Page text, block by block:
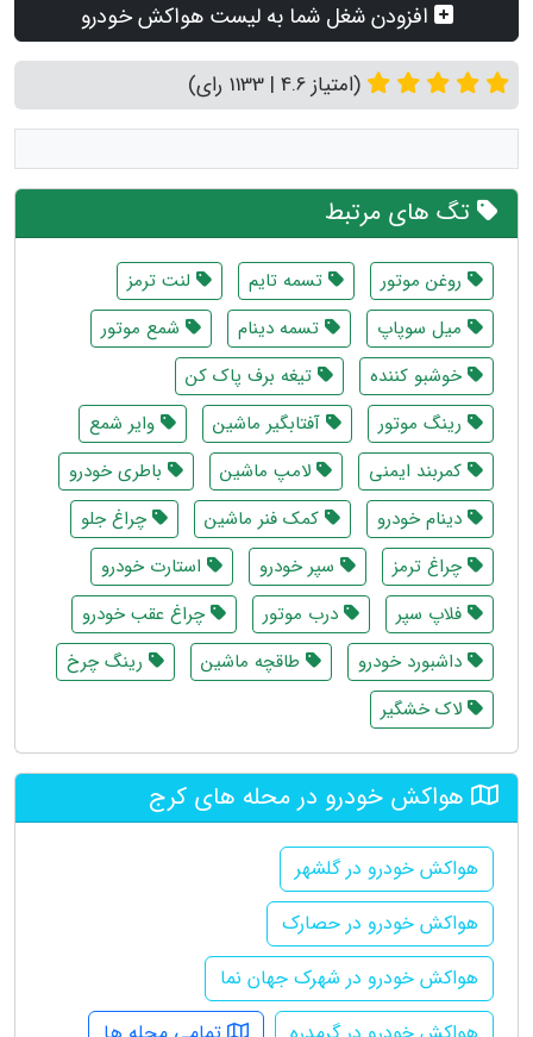
افزودن شغل شما به لیست هواکش خودرو
(امتیاز 4.6 | 1133 رای)
تگ های مرتبط
روغن موتور تسمه تایم
لنت ترمز
میل سوپاپ
تسمه دینام
شمع موتور
خوشبو کننده
تیغه برف پاک کن
رینگ موتور
آفتابگیر ماشین
وایر شمع
کمربند ایمنی
لامپ ماشین
باطری خودرو
دینام خودرو
کمک فنر ماشین
چراغ جلو
چراغ ترمز
سپر خودرو
استارت خودرو
فلاپ سپر
درب موتور
چراغ عقب خودرو
داشبورد خودرو
طاقچه ماشین
رینگ چرخ
لاک خشگیر
هواکش خودرو در محله های کرج
هواکش خودرو در گلشهر
هواکش خودرو در حصارک
هواکش خودرو در شهرک جهان نما